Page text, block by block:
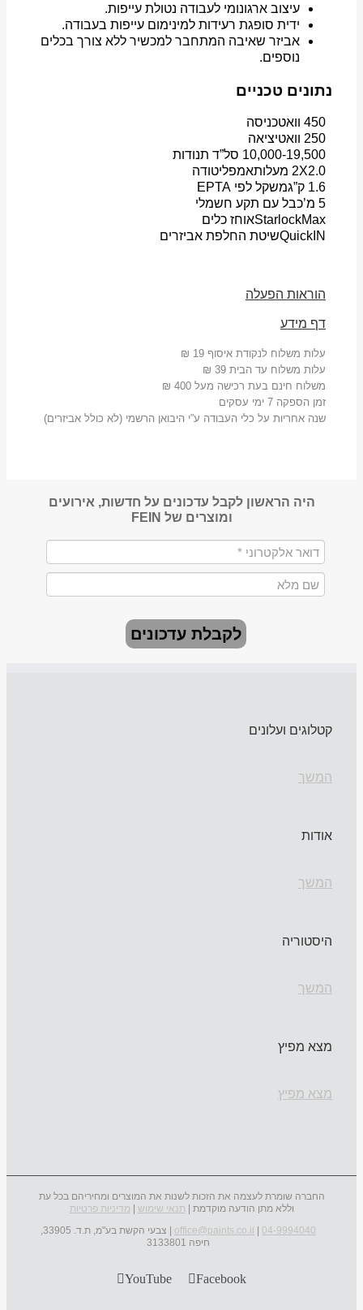
עיצוב ארגונומי לעבודה נטולת עייפות.
ידית סופגת רעידות למינימום עייפות בעבודה.
אביזר שאיבה המתחבר למכשיר ללא צורך בכלים
נוספים.
נתונים טכניים
450 וואט
כניסה
250 וואט
יציאה
10,000-19,500 סל”ד
תנודות
2X2.0 מעלות
אמפליטודה
1.6 ק”ג
משקל לפי EPTA
5 מ’
כבל עם תקע חשמלי
StarlockMaxאוחז כלים
QuickINשיטת החלפת אביזרים
הוראות הפעלה
דף מידע
עלות משלוח לנקודת איסוף 19 ₪
עלות משלוח עד הבית 39 ₪
משלוח חינם בעת רכישה מעל 400 ₪
זמן הספקה 7 ימי עסקים
שנה אחריות על כלי העבודה ע”י היבואן הרשמי (לא כולל אביזרים)
היה הראשון לקבל עדכונים על חדשות, אירועים
ומוצרים של FEIN
לקבלת עדכונים
קטלוגים ועלונים
המשך
אודות
המשך
היסטוריה
המשך
מצא מפיץ
מצא מפיץ
החברה שומרת לעצמה את הזכות לשנות את המוצרים ומחיריהם בכל עת
וללא מתן הודעה מוקדמת | תנאי שימוש
מדיניות פרטיות
04-9994040
office@paints.co.il
| צבעי הקשת בע"מ, ת.ד. 33905,
חיפה 3133801
Facebook
YouTube